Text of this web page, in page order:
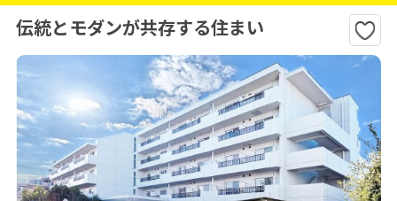
伝統とモダンが共存する住まい